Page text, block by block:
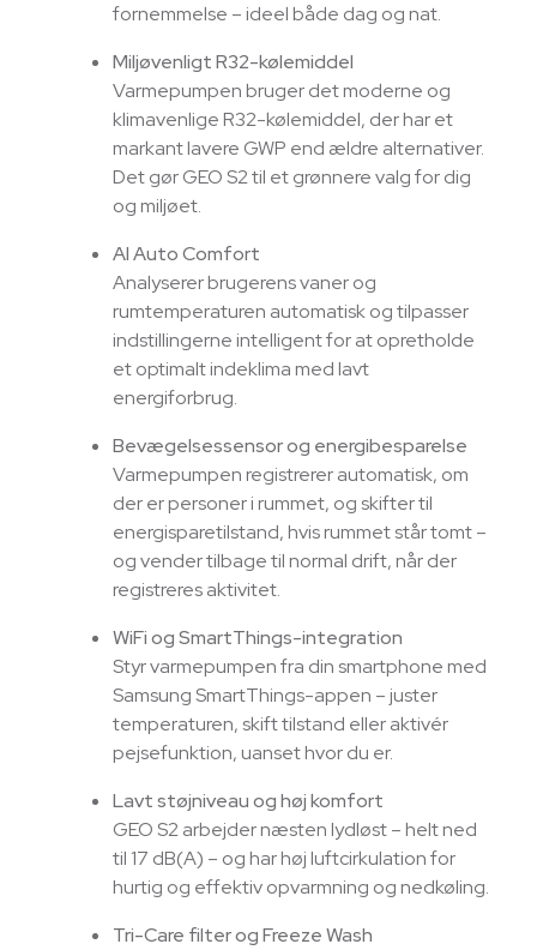
fornemmelse – ideel både dag og nat.
Miljøvenligt R32-kølemiddel
Varmepumpen bruger det moderne og
klimavenlige R32-kølemiddel, der har et
markant lavere GWP end ældre alternativer.
Det gør GEO S2 til et grønnere valg for dig
og miljøet.
AI Auto Comfort
Analyserer brugerens vaner og
rumtemperaturen automatisk og tilpasser
indstillingerne intelligent for at opretholde
et optimalt indeklima med lavt
energiforbrug.
Bevægelsessensor og energibesparelse
Varmepumpen registrerer automatisk, om
der er personer i rummet, og skifter til
energisparetilstand, hvis rummet står tomt –
og vender tilbage til normal drift, når der
registreres aktivitet.
WiFi og SmartThings-integration
Styr varmepumpen fra din smartphone med
Samsung SmartThings-appen – juster
temperaturen, skift tilstand eller aktivér
pejsefunktion, uanset hvor du er.
Lavt støjniveau og høj komfort
GEO S2 arbejder næsten lydløst – helt ned
til 17 dB(A) – og har høj luftcirkulation for
hurtig og effektiv opvarmning og nedkøling.
Tri-Care filter og Freeze Wash